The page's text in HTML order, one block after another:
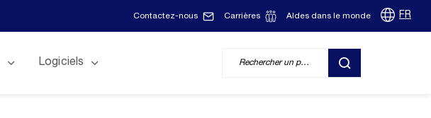
Contactez-nous Carrières Aldes dans le monde FR
Logiciels
RECHERCHER